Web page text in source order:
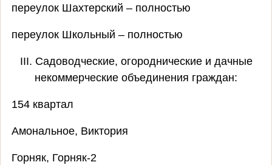
переулок Шахтерский – полностью
переулок Школьный – полностью
III. Садоводческие, огороднические и дачные
некоммерческие объединения граждан:
154 квартал
Амональное, Виктория
Горняк, Горняк-2